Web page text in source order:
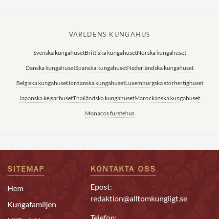
VÄRLDENS KUNGAHUS
Svenska kungahusetBrittiska kungahusetNorska kungahuset
Danska kungahusetSpanska kungahusetNederländska kungahuset
Belgiska kungahusetJordanska kungahusetLuxemburgska storhertighuset
Japanska kejsarhusetThailändska kungahusetMarockanska kungahuset
Monacos furstehus
SITEMAP
Hem
Kungafamiljen
KONTAKTA OSS
Epost:
redaktion@alltomkungligt.se